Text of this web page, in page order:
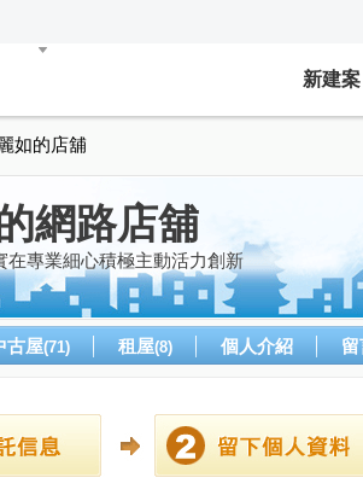
新建案
如的店舖
網路店舖
在專業細心積極主動活力創新
古屋(71) 租屋(8) 個人介紹